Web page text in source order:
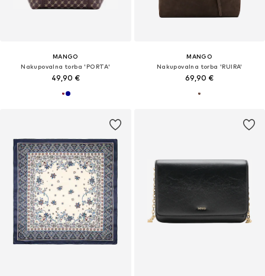
MANGO
Nakupovalna torba 'PORTA'
49,90 €
MANGO
Nakupovalna torba 'RUIRA'
69,90 €